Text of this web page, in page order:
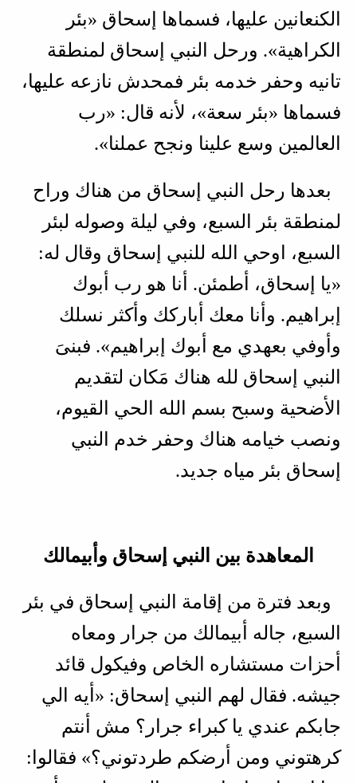
الكنعانين عليها، فسماها إسحاق «بئر
الكراهية». ورحل النبي إسحاق لمنطقة
تانيه وحفر خدمه بئر فمحدش نازعه عليها،
فسماها «بئر سعة»، لأنه قال: «رب
العالمين وسع علينا ونجح عملنا».
بعدها رحل النبي إسحاق من هناك وراح
لمنطقة بئر السبع، وفي ليلة وصوله لبئر
السبع، اوحي الله للنبي إسحاق وقال له:
«يا إسحاق، أطمئن. أنا هو رب أبوك
إبراهيم. وأنا معك أباركك وأكثر نسلك
وأوفي بعهدي مع أبوك إبراهيم». فبنىَ
النبي إسحاق لله هناك مَكان لتقديم
الأضحية وسبح بسم الله الحي القيوم،
ونصب خيامه هناك وحفر خدم النبي
إسحاق بئر مياه جديد.
المعاهدة بين النبي إسحاق وأبيمالك
وبعد فترة من إقامة النبي إسحاق في بئر
السبع، جاله أبيمالك من جرار ومعاه
أحزات مستشاره الخاص وفيكول قائد
جيشه. فقال لهم النبي إسحاق: «أيه الي
جابكم عندي يا كبراء جرار؟ مش أنتم
كرهتوني ومن أرضكم طردتوني؟» فقالوا: